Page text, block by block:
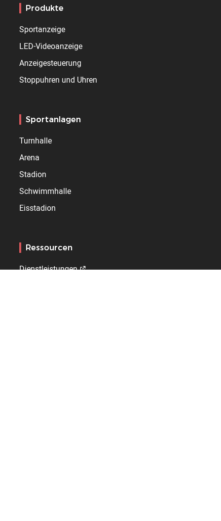
Produkte
Sportanzeige
LED-Videoanzeige
Anzeigesteuerung
Stoppuhren und Uhren
Sportanlagen
Turnhalle
Arena
Stadion
Schwimmhalle
Eisstadion
Ressourcen
Dienstleistungen